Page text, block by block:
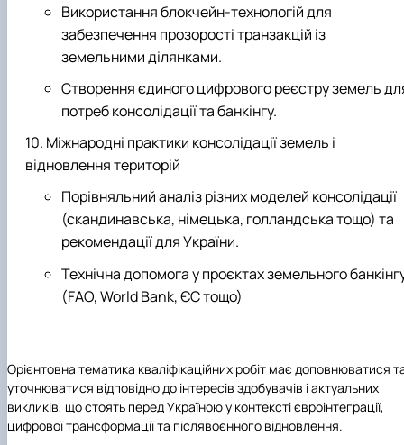
Використання блокчейн-технологій для
забезпечення прозорості транзакцій із
земельними ділянками.
Створення єдиного цифрового реєстру земель
потреб консолідації та банкінгу.
Міжнародні практики консолідації земель і
відновлення територій
Порівняльний аналіз різних моделей консолідації
(скандинавська, німецька, голландська тощо) та
рекомендації для України.
Технічна допомога у проєктах земельного
(FAO, World Bank, ЄС тощо)
Орієнтовна тематика кваліфікаційних робіт має доповнюватися
уточнюватися відповідно до інтересів здобувачів і актуальних
викликів, що стоять перед Україною у контексті євроінтеграції,
цифрової трансформації та післявоєнного відновлення.